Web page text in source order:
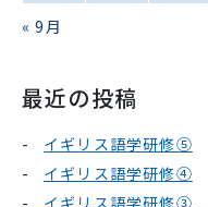
« 9月
最近の投稿
イギリス語学研修⑤
イギリス語学研修④
イギリス語学研修③